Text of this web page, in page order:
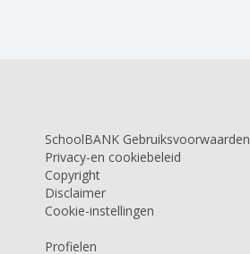
SchoolBANK Gebruiksvoorwaarden
Privacy-en cookiebeleid
Copyright
Disclaimer
Cookie-instellingen
Profielen